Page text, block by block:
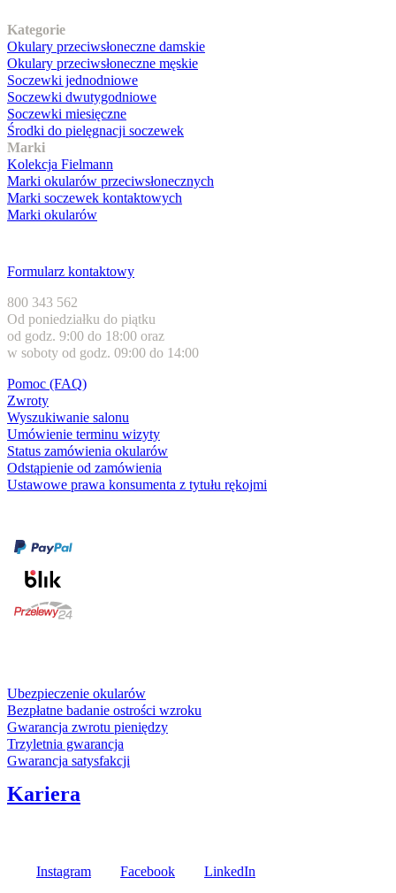
Kategorie
Okulary przeciwsłoneczne damskie
Okulary przeciwsłoneczne męskie
Soczewki jednodniowe
Soczewki dwutygodniowe
Soczewki miesięczne
Środki do pielęgnacji soczewek
Marki
Kolekcja Fielmann
Marki okularów przeciwsłonecznych
Marki soczewek kontaktowych
Marki okularów
Formularz kontaktowy
800 343 562
Od poniedziałku do piątku
od godz. 9:00 do 18:00 oraz
w soboty od godz. 09:00 do 14:00
Pomoc (FAQ)
Zwroty
Wyszukiwanie salonu
Umówienie terminu wizyty
Status zamówienia okularów
Odstąpienie od zamówienia
Ustawowe prawa konsumenta z tytułu rękojmi
Ubezpieczenie okularów
Bezpłatne badanie ostrości wzroku
Gwarancja zwrotu pieniędzy
Trzyletnia gwarancja
Gwarancja satysfakcji
Kariera
Instagram Facebook LinkedIn